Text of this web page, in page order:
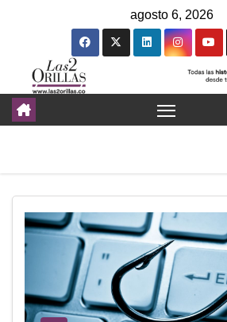
agosto 6, 2026